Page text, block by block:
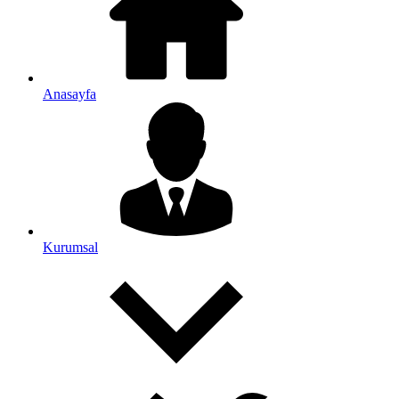
Anasayfa
Kurumsal